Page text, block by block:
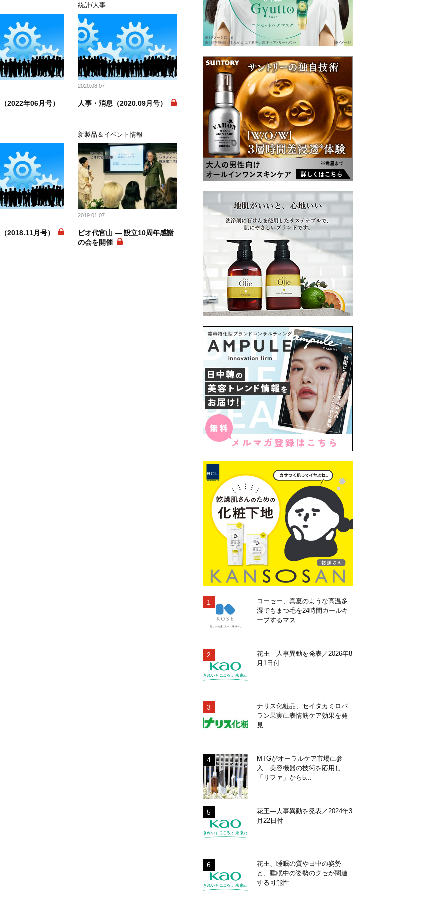
2022年06月号）
統計/人事
2020.08.07
人事・消息（2020.09月号）
2018.11月号）
新製品＆イベント情報
2019.01.07
ビオ代官山 ― 設立10周年感謝
の会を開催
コーセー、真夏のような高温多
湿でもまつ毛を24時間カールキ
ープするマス...
花王―人事異動を発表／2026年8
月1日付
ナリス化粧品、セイタカミロバ
ラン果実に表情筋ケア効果を発
見
MTGがオーラルケア市場に参
入 美容機器の技術を応用し
「リファ」から5...
花王―人事異動を発表／2024年3
月22日付
花王、睡眠の質や日中の姿勢
と、睡眠中の姿勢のクセが関連
する可能性